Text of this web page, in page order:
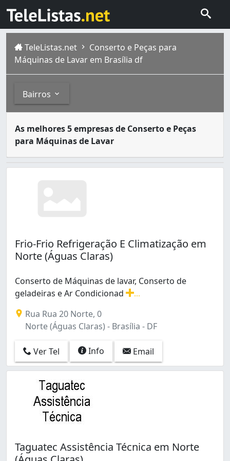
TeleListas.net
Conserto e Peças para
Máquinas de Lavar em Brasília df
Bairros
Arapoanga (Planaltina) (1)
Guará I (1)
Guará II (2)
Planaltina (2)
Recanto Das Emas (1)
Recanto das Emas (1)
Samambaia (2)
Samambaia Sul (Samambaia) (1)
Santa Maria (1)
Sao Sebastião (3)
Setor Habitacional Arniqueira (Águas Claras) (2)
Setor Habitacional Vicente Pires (1)
Setor Habitacional Vicente Pires - Trecho 3 (1)
Setor Oeste (Sobradinho II) (1)
Sobradinho (2)
Taguatinga Norte (Taguatinga) (2)
Taguatinga Sul (Taguatinga) (7)
As melhores 5 empresas de Conserto e Peças
para Máquinas de Lavar
Brasília é formada por gente de todos os lugares,
Frio-Frio Refrigeração E Climatização em
Norte (Águas Claras)
Conserto de Máquinas de lavar, Conserto de
geladeiras e Ar Condicionad
Rua Rua 20 Norte, 0
Norte (Águas Claras) - Brasília - DF
Ver Tel Info Email
Taguatec Assistência Técnica em Norte